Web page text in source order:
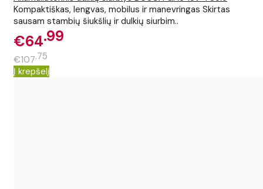
Kompaktiškas, lengvas, mobilus ir manevringas Skirtas
sausam stambių šiukšlių ir dulkių siurbim..
€64 99
€107 75
Į krepšelį